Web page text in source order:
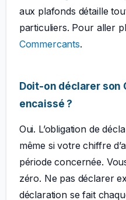
aux plafonds détaille
particuliers. Pour aller
Commercants.
Doit-on déclarer son
encaissé ?
Oui. L’obligation de
même si votre chiffre
période concernée.
zéro. Ne pas déclarer
déclaration se fait